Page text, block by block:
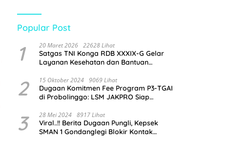
Popular Post
1 20 Maret 2026 22628 Lihat
Satgas TNI Konga RDB XXXIX-G Gelar
Layanan Kesehatan dan Bantuan
2 15 Oktober 2024 9069 Lihat
Dugaan Komitmen Fee Program P3-TGAI
di Probolinggo: LSM JAKPRO Siap
3 28 Mei 2024 8917 Lihat
Viral..!! Berita Dugaan Pungli, Kepsek
SMAN 1 Gondanglegi Blokir Kontak